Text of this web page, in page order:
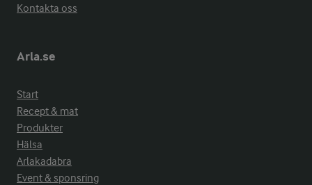
Kontakta oss
Arla.se
Start
Recept & mat
Produkter
Hälsa
Arlakadabra
Event & sponsring